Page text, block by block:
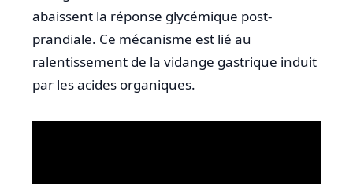
abaissent la réponse glycémique post-
prandiale. Ce mécanisme est lié au
ralentissement de la vidange gastrique induit
par les acides organiques.